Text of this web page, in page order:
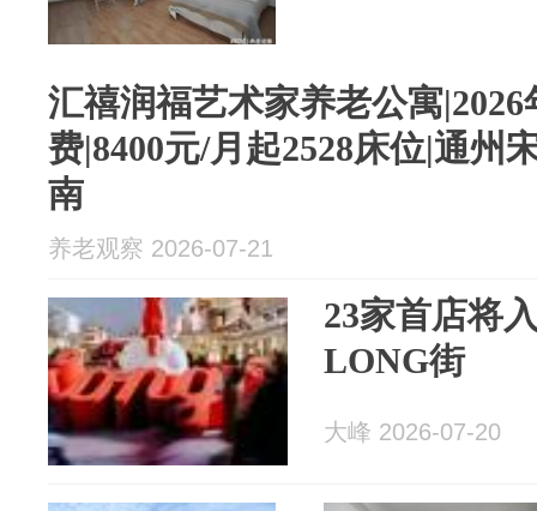
汇禧润福艺术家养老公寓|2026
费|8400元/月起2528床位|通州
南
养老观察 2026-07-21
23家首店将
LONG街
大峰 2026-07-20